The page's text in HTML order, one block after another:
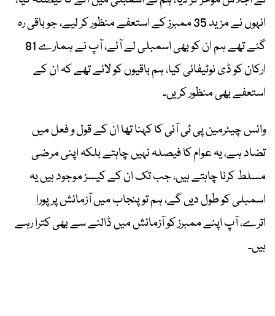
انہوں نے مزید 35 ممبرز کے استعفے منظور کر لیے، جو باقی رہ
گئے تھے ہم ان کو بھی اسمبلی لے آئے، آپ نے ہمارے 81
ارکان کو ڈی نوٹیفائی کیا، ہم باقیوں کو لائے تھے کہ ان کے
استعفے بھی منظور کریں۔
وائس چیئرمین پی ٹی آئی کا کہنا تھا ان کے قول و فعل میں
تضاد ہے، یہ عوام کا فیصلہ نہیں چاہتے بلکہ اپنی مرضی
مسلط کرنا چاہتے ہیں، جب تک ان کے کیسز موجود ہیں یہ
اسمبلی کو طول دیں گے، ہم تو پنجاب میں آزمائش پر پورا
اترے، آپ اپنے ممبرز کو آزمائش میں ڈالنے سے بھی کترا رہے
ہیں۔